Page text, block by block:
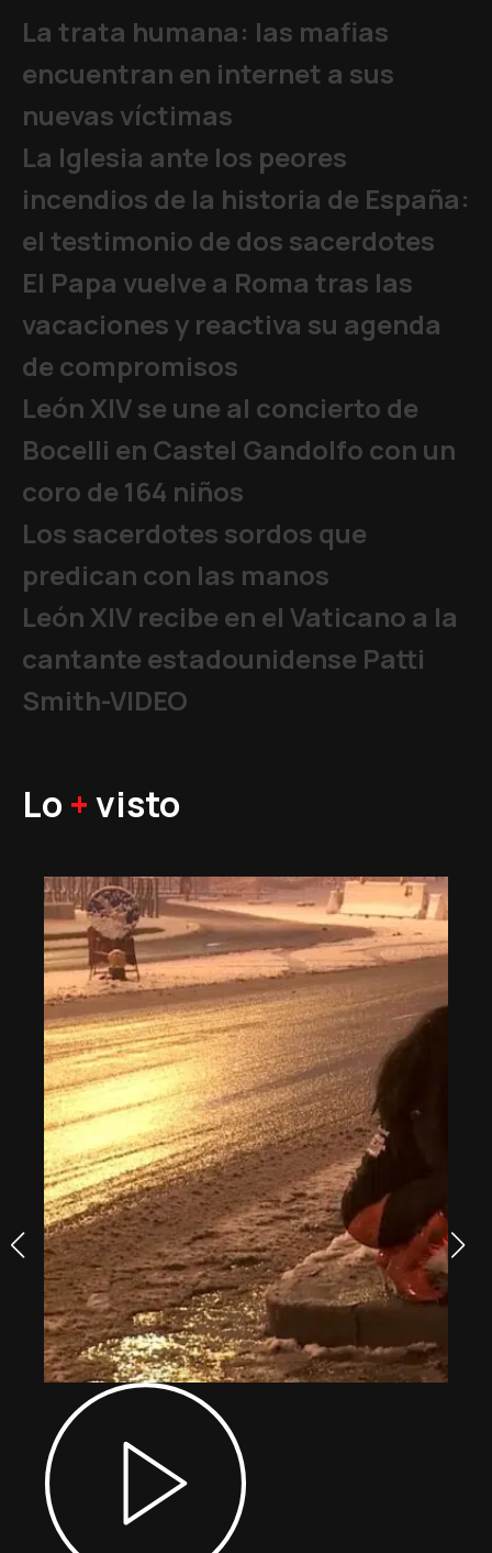
La trata humana: las mafias
encuentran en internet a sus
nuevas víctimas
La Iglesia ante los peores
incendios de la historia de España:
el testimonio de dos sacerdotes
El Papa vuelve a Roma tras las
vacaciones y reactiva su agenda
de compromisos
León XIV se une al concierto de
Bocelli en Castel Gandolfo con un
coro de 164 niños
Los sacerdotes sordos que
predican con las manos
León XIV recibe en el Vaticano a la
cantante estadounidense Patti
Smith-VIDEO
Lo +visto